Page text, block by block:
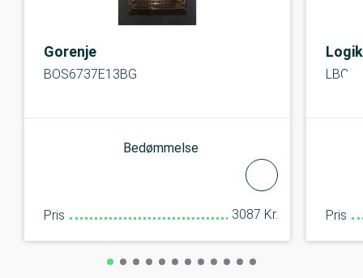
Gorenje
BOS6737E13BG
Bedømmelse
Pris 3087 Kr.
Logik
Pris